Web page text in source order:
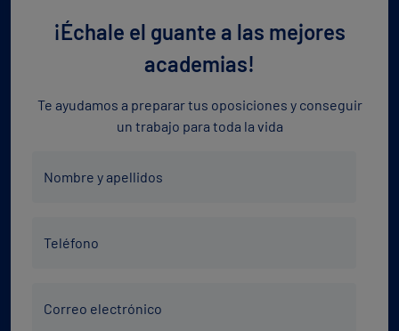
¡Échale el guante a las mejores
academias!
Te ayudamos a preparar tus oposiciones y conseguir
un trabajo para toda la vida
Nombre y apellidos
Teléfono
electrónico
Correo electrónico